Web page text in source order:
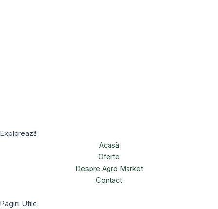
Explorează
Acasă
Oferte
Despre Agro Market
Contact
Pagini Utile